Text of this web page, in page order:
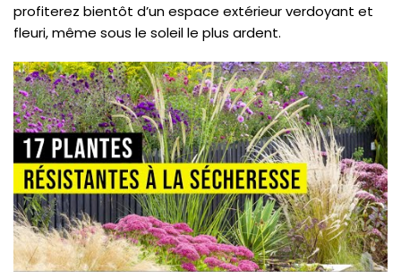
profiterez bientôt d’un espace extérieur verdoyant et
fleuri, même sous le soleil le plus ardent.